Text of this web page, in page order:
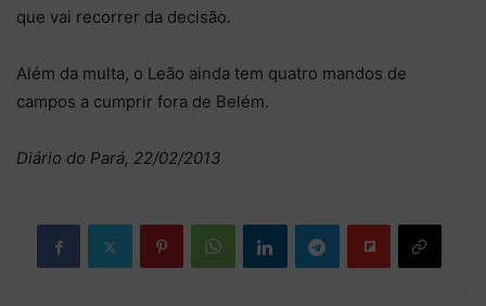
que vai recorrer da decisão.
Além da multa, o Leão ainda tem quatro mandos de
campos a cumprir fora de Belém.
Diário do Pará, 22/02/2013